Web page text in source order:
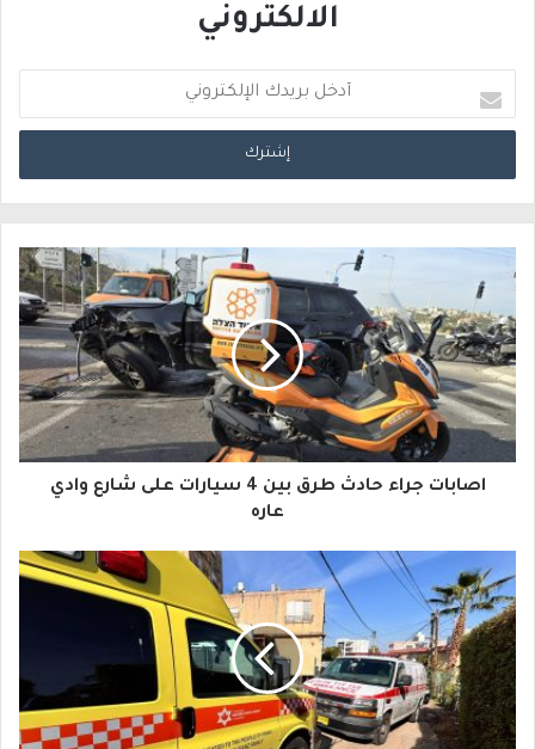
الالكتروني
د
خ
ي
د
ك
ا
إ
ل
ك
ت
ر
اصابات جراء حادث طرق بين 4 سيارات على شارع وادي
عاره